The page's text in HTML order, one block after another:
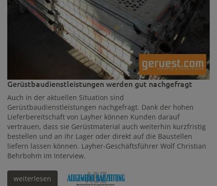
Gerüstbaudienstleistungen werden gut nachgefragt
Auch in der aktuellen Situation sind
Gerüstbaudienstleistungen nachgefragt. Dank der hohen
Lieferbereitschaft von Layher können Kunden darauf
vertrauen, dass sie Gerüstmaterial auch weiterhin kurzfristig
bestellen und an ihr Lager oder direkt auf die Baustellen
liefern lassen können. Layher-Geschäftsführer Wolf Christian
Behrbohm im Interview.
weiterlesen